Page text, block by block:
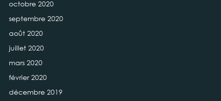
octobre 2020
septembre 2020
août 2020
juillet 2020
mars 2020
février 2020
décembre 2019